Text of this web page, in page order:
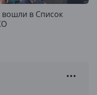
вошли в Список